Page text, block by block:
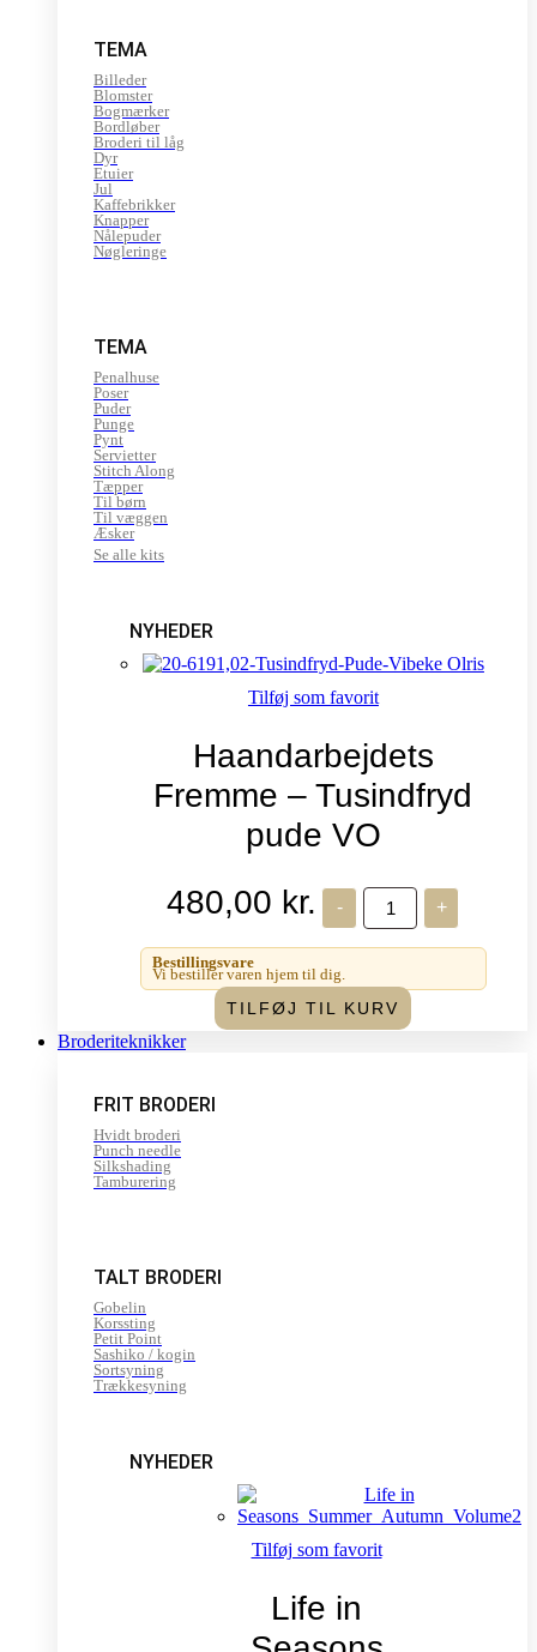
TEMA
Billeder
Blomster
Bogmærker
Bordløber
Broderi til låg
Dyr
Etuier
Jul
Kaffebrikker
Knapper
Nålepuder
Nøgleringe
TEMA
Penalhuse
Poser
Puder
Punge
Pynt
Servietter
Stitch Along
Tæpper
Til børn
Til væggen
Æsker
Se alle kits
NYHEDER
Tilføj som favorit
Haandarbejdets
Fremme – Tusindfryd
pude VO
480,00 kr. -
Haandarbejdets
Fremme
-
Tusindfryd
VO
antal
+
Bestillingsvare
Vi bestiller varen hjem til dig.
TILFØJ TIL KURV
Broderiteknikker
FRIT BRODERI
Hvidt broderi
Punch needle
Silkshading
Tamburering
TALT BRODERI
Gobelin
Korssting
Petit Point
Sashiko / kogin
Sortsyning
Trækkesyning
NYHEDER
Tilføj som favorit
Life in